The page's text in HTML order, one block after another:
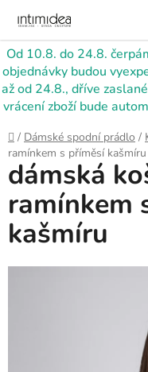
obsah
Od 10.8. do 24.8.
objednávky budou
až od 24.8., dříve
vrácení zboží bude
Domů
/ Dámské spodní prádlo /
ramínkem s příměsí kašmíru
dámská
ramínkem
kašmíru